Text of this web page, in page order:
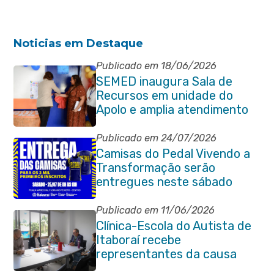
Noticias em Destaque
Publicado em 18/06/2026
SEMED inaugura Sala de
Recursos em unidade do
Apolo e amplia atendimento
especializado na rede
municipal
Publicado em 24/07/2026
Camisas do Pedal Vivendo a
Transformação serão
entregues neste sábado
(25/07)
Publicado em 11/06/2026
Clínica-Escola do Autista de
Itaboraí recebe
representantes da causa
atípica de Santa Catarina